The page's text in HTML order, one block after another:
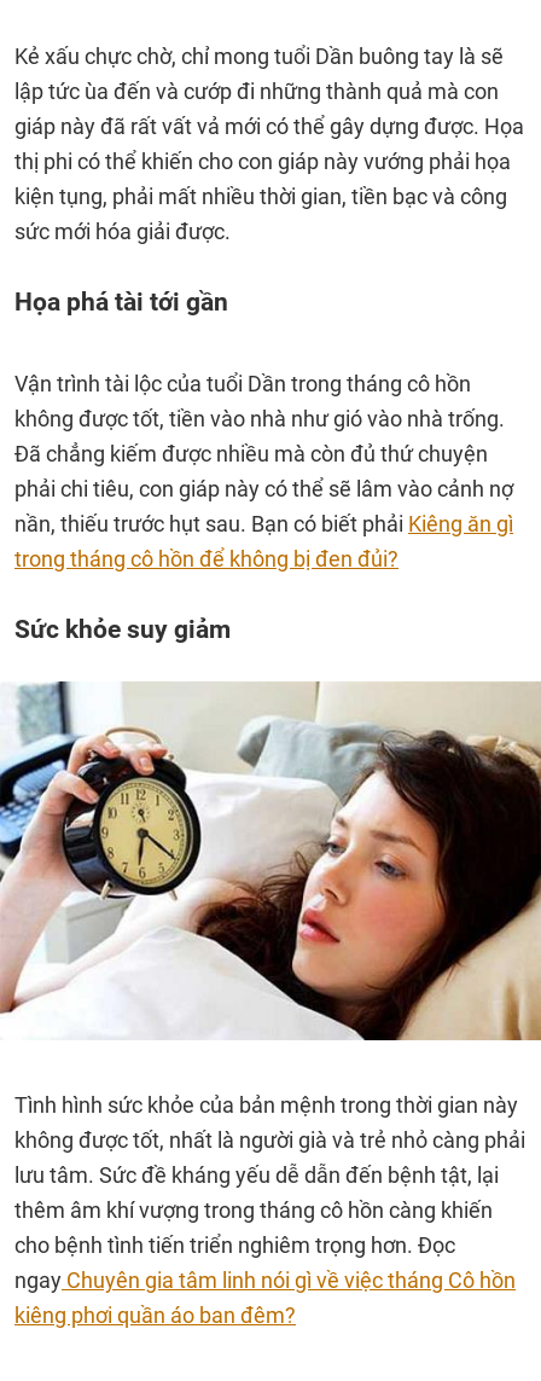
Kẻ xấu chực chờ, chỉ mong tuổi Dần buông tay là sẽ
lập tức ùa đến và cướp đi những thành quả mà con
giáp này đã rất vất vả mới có thể gây dựng được. Họa
thị phi có thể khiến cho con giáp này vướng phải họa
kiện tụng, phải mất nhiều thời gian, tiền bạc và công
sức mới hóa giải được.
Họa phá tài tới gần
Vận trình tài lộc của tuổi Dần trong tháng cô hồn
không được tốt, tiền vào nhà như gió vào nhà trống.
Đã chẳng kiếm được nhiều mà còn đủ thứ chuyện
phải chi tiêu, con giáp này có thể sẽ lâm vào cảnh nợ
nần, thiếu trước hụt sau. Bạn có biết phải Kiêng ăn gì
trong tháng cô hồn để không bị đen đủi?
Sức khỏe suy giảm
Tình hình sức khỏe của bản mệnh trong thời gian này
không được tốt, nhất là người già và trẻ nhỏ càng phải
lưu tâm. Sức đề kháng yếu dễ dẫn đến bệnh tật, lại
thêm âm khí vượng trong tháng cô hồn càng khiến
cho bệnh tình tiến triển nghiêm trọng hơn. Đọc
ngay Chuyên gia tâm linh nói gì về việc tháng Cô hồn
kiêng phơi quần áo ban đêm?